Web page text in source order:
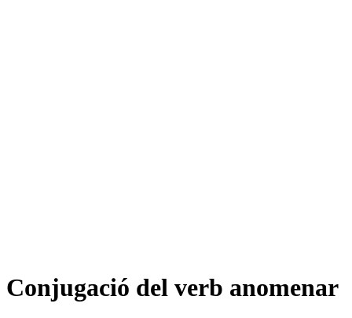
Conjugació del verb anomenar